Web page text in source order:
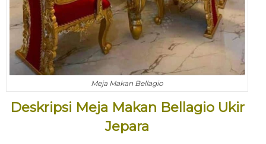
Meja Makan Bellagio
Deskripsi Meja Makan Bellagio Ukir
Jepara